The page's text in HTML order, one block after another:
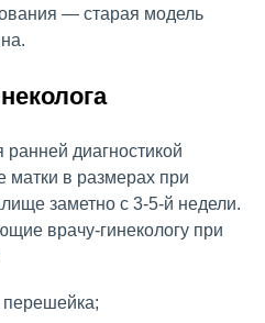
— старая модель
диагностикой
матки в размерах при
заметно с 3-5-й недели.
врачу-гинекологу при
перешейка;